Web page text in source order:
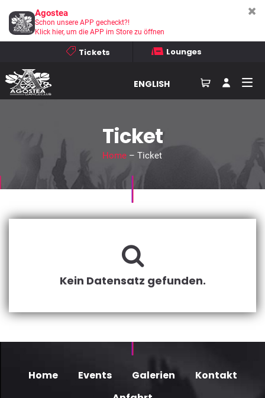
Tickets Lounges
ENGLISH
Ticket
Home – Ticket
Kein Datensatz gefunden.
Home Events Galerien
Kontakt
Agostea
Schon unsere APP gecheckt?!
Klick hier, um die APP im Store zu öffnen